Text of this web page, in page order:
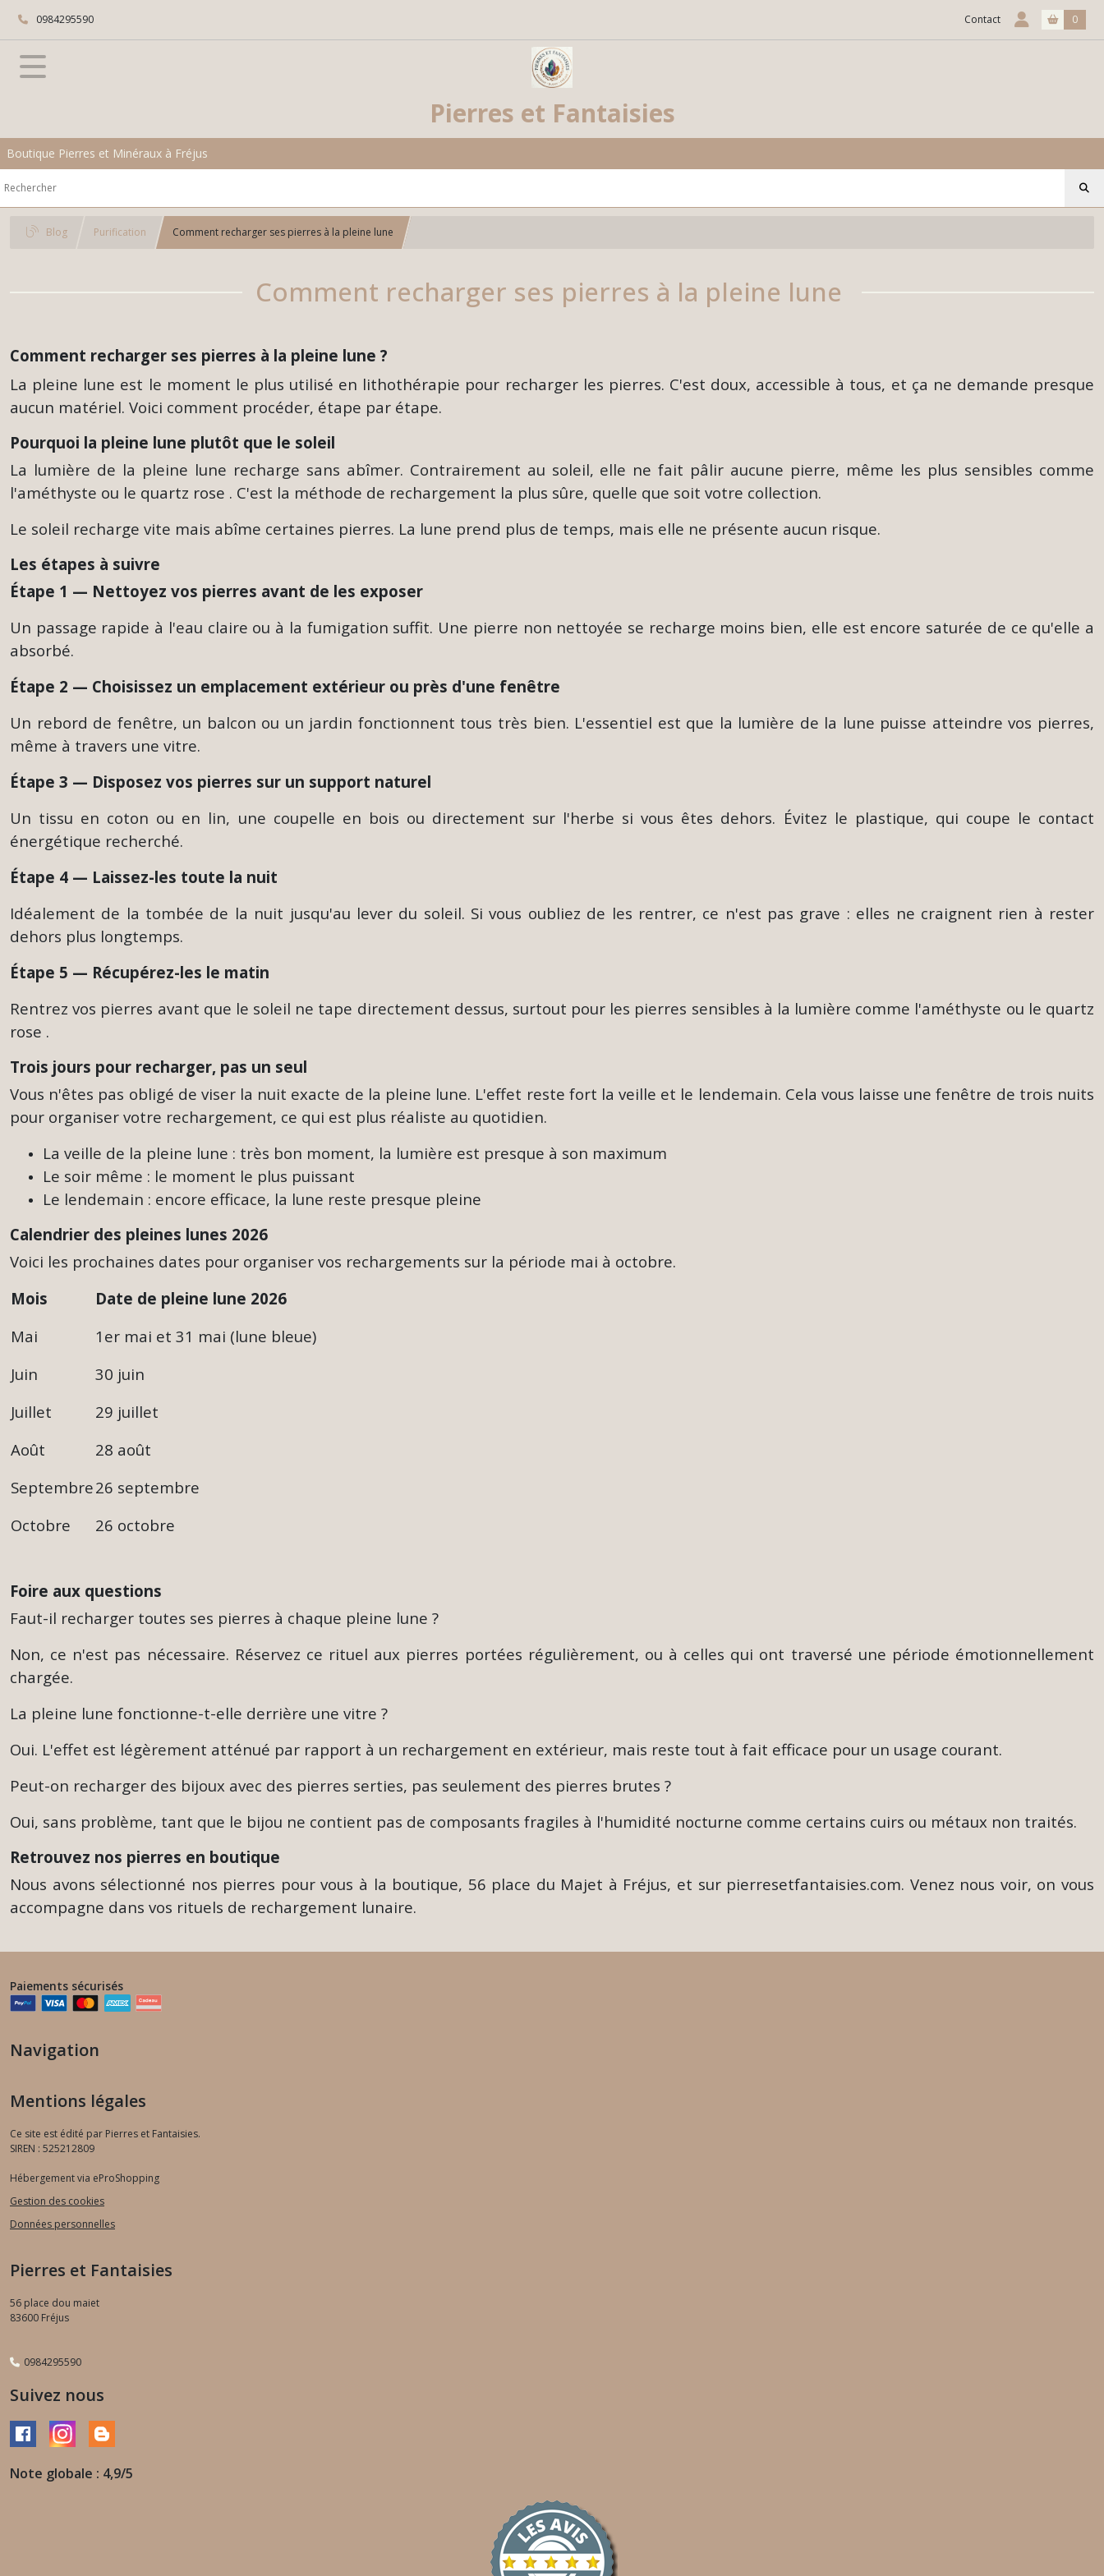
0984295590 Contact 0
Pierres et Fantaisies
Boutique Pierres et Minéraux à Fréjus
Blog Purification Comment recharger ses pierres à la pleine lune
Comment recharger ses pierres à la pleine lune
Comment recharger ses pierres à la pleine lune ?
La pleine lune est le moment le plus utilisé en lithothérapie pour recharger les pierres. C'est doux, accessible à tous, et ça ne demande presque
aucun matériel. Voici comment procéder, étape par étape.
Pourquoi la pleine lune plutôt que le soleil
La lumière de la pleine lune recharge sans abîmer. Contrairement au soleil, elle ne fait pâlir aucune pierre, même les plus sensibles comme
l'améthyste ou le quartz rose . C'est la méthode de rechargement la plus sûre, quelle que soit votre collection.
Le soleil recharge vite mais abîme certaines pierres. La lune prend plus de temps, mais elle ne présente aucun risque.
Les étapes à suivre
Étape 1 — Nettoyez vos pierres avant de les exposer
Un passage rapide à l'eau claire ou à la fumigation suffit. Une pierre non nettoyée se recharge moins bien, elle est encore saturée de ce qu'elle a
absorbé.
Étape 2 — Choisissez un emplacement extérieur ou près d'une fenêtre
Un rebord de fenêtre, un balcon ou un jardin fonctionnent tous très bien. L'essentiel est que la lumière de la lune puisse atteindre vos pierres,
même à travers une vitre.
Étape 3 — Disposez vos pierres sur un support naturel
Un tissu en coton ou en lin, une coupelle en bois ou directement sur l'herbe si vous êtes dehors. Évitez le plastique, qui coupe le contact
énergétique recherché.
Étape 4 — Laissez-les toute la nuit
Idéalement de la tombée de la nuit jusqu'au lever du soleil. Si vous oubliez de les rentrer, ce n'est pas grave : elles ne craignent rien à rester
dehors plus longtemps.
Étape 5 — Récupérez-les le matin
Rentrez vos pierres avant que le soleil ne tape directement dessus, surtout pour les pierres sensibles à la lumière comme l'améthyste ou le quartz
rose .
Trois jours pour recharger, pas un seul
Vous n'êtes pas obligé de viser la nuit exacte de la pleine lune. L'effet reste fort la veille et le lendemain. Cela vous laisse une fenêtre de trois nuits
pour organiser votre rechargement, ce qui est plus réaliste au quotidien.
La veille de la pleine lune : très bon moment, la lumière est presque à son maximum
Le soir même : le moment le plus puissant
Le lendemain : encore efficace, la lune reste presque pleine
Calendrier des pleines lunes 2026
Voici les prochaines dates pour organiser vos rechargements sur la période mai à octobre.
Mois
Date de pleine lune 2026
Mai
1er mai et 31 mai (lune bleue)
Juin
30 juin
Juillet
29 juillet
Août
28 août
Septembre26 septembre
Octobre
26 octobre
Foire aux questions
Faut-il recharger toutes ses pierres à chaque pleine lune ?
Non, ce n'est pas nécessaire. Réservez ce rituel aux pierres portées régulièrement, ou à celles qui ont traversé une période émotionnellement
chargée.
La pleine lune fonctionne-t-elle derrière une vitre ?
Oui. L'effet est légèrement atténué par rapport à un rechargement en extérieur, mais reste tout à fait efficace pour un usage courant.
Peut-on recharger des bijoux avec des pierres serties, pas seulement des pierres brutes ?
Oui, sans problème, tant que le bijou ne contient pas de composants fragiles à l'humidité nocturne comme certains cuirs ou métaux non traités.
Retrouvez nos pierres en boutique
Nous avons sélectionné nos pierres pour vous à la boutique, 56 place du Majet à Fréjus, et sur pierresetfantaisies.com. Venez nous voir, on vous
accompagne dans vos rituels de rechargement lunaire.
Paiements sécurisés
Navigation
Mentions légales
Ce site est édité par Pierres et Fantaisies.
SIREN : 525212809
Hébergement via eProShopping
Gestion des cookies
Données personnelles
Pierres et Fantaisies
56 place dou maiet
83600 Fréjus
0984295590
Suivez nous
Note globale : 4,9/5